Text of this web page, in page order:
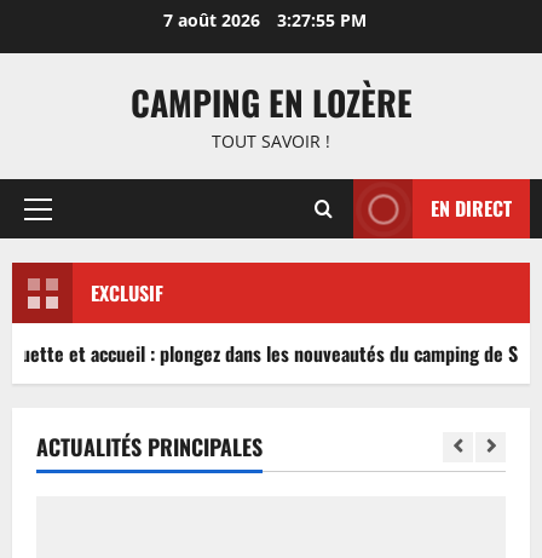
7 août 2026 3:27:55 PM
CAMPING EN LOZÈRE
TOUT SAVOIR !
Menu
EN DIRECT
EXCLUSIF
et accueil : plongez dans les nouveautés du camping de
ACTUALITÉS PRINCIPALES